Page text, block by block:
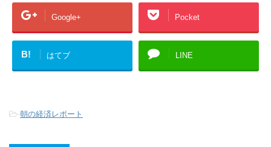
Google+ Pocket
B! はてブ LINE
-朝の経済レポート